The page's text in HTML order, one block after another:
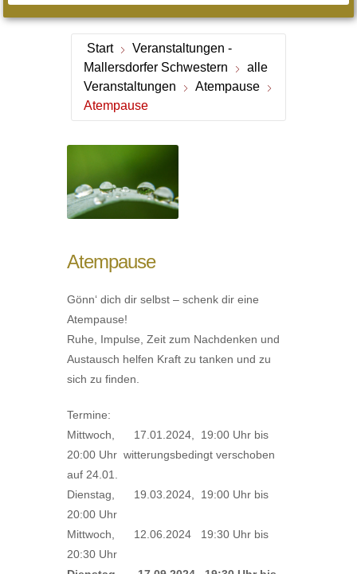
Start
Veranstaltungen -
Mallersdorfer Schwestern
alle
Veranstaltungen
Atempause
Atempause
Atempause
Gönn‘ dich dir selbst – schenk dir eine
Atempause!
Ruhe, Impulse, Zeit zum Nachdenken und
Austausch helfen Kraft zu tanken und zu
sich zu finden.
Termine:
Mittwoch, 17.01.2024, 19:00 Uhr bis
20:00 Uhr witterungsbedingt verschoben
auf 24.01.
Dienstag, 19.03.2024, 19:00 Uhr bis
20:00 Uhr
Mittwoch, 12.06.2024 19:30 Uhr bis
20:30 Uhr